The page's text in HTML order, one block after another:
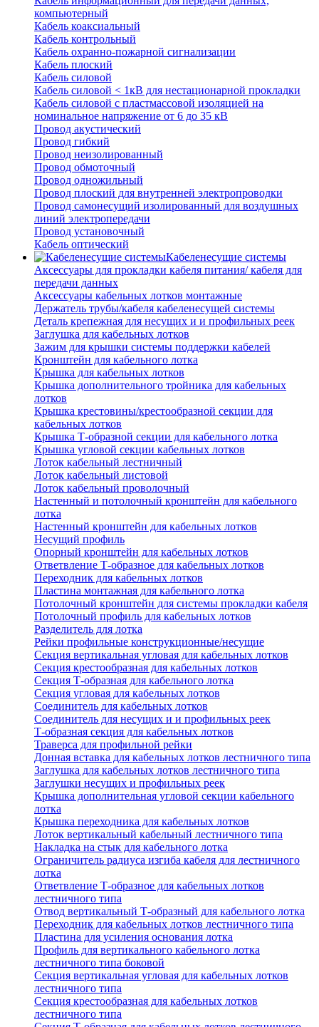
компьютерный
Кабель коаксиальный
Кабель контрольный
Кабель охранно-пожарной сигнализации
Кабель плоский
Кабель силовой
Кабель силовой < 1кВ для нестационарной прокладки
Кабель силовой с пластмассовой изоляцией на
номинальное напряжение от 6 до 35 кВ
Провод акустический
Провод гибкий
Провод неизолированный
Провод обмоточный
Провод одножильный
Провод плоский для внутренней электропроводки
Провод самонесущий изолированный для воздушных
линий электропередачи
Провод установочный
Кабель оптический
Кабеленесущие системы
Аксессуары для прокладки кабеля питания/ кабеля для
передачи данных
Аксессуары кабельных лотков монтажные
Держатель трубы/кабеля кабеленесущей системы
Деталь крепежная для несущих и и профильных реек
Заглушка для кабельных лотков
Зажим для крышки системы поддержки кабелей
Кронштейн для кабельного лотка
Крышка для кабельных лотков
Крышка дополнительного тройника для кабельных
лотков
Крышка крестовины/крестообразной секции для
кабельных лотков
Крышка Т-образной секции для кабельного лотка
Крышка угловой секции кабельных лотков
Лоток кабельный лестничный
Лоток кабельный листовой
Лоток кабельный проволочный
Настенный и потолочный кронштейн для кабельного
лотка
Настенный кронштейн для кабельных лотков
Несущий профиль
Опорный кронштейн для кабельных лотков
Ответвление Т-образное для кабельных лотков
Переходник для кабельных лотков
Пластина монтажная для кабельного лотка
Потолочный кронштейн для системы прокладки кабеля
Потолочный профиль для кабельных лотков
Разделитель для лотка
Рейки профильные конструкционные/несущие
Секция вертикальная угловая для кабельных лотков
Секция крестообразная для кабельных лотков
Секция Т-образная для кабельного лотка
Секция угловая для кабельных лотков
Соединитель для кабельных лотков
Соединитель для несущих и и профильных реек
Т-образная секция для кабельных лотков
Траверса для профильной рейки
Донная вставка для кабельных лотков лестничного типа
Заглушка для кабельных лотков лестничного типа
Заглушки несущих и профильных реек
Крышка дополнительная угловой секции кабельного
лотка
Крышка переходника для кабельных лотков
Лоток вертикальный кабельный лестничного типа
Накладка на стык для кабельного лотка
Ограничитель радиуса изгиба кабеля для лестничного
лотка
Ответвление Т-образное для кабельных лотков
лестничного типа
Отвод вертикальный Т-образный для кабельного лотка
Переходник для кабельных лотков лестничного типа
Пластина для усиления основания лотка
Профиль для вертикального кабельного лотка
лестничного типа боковой
Секция вертикальная угловая для кабельных лотков
лестничного типа
Секция крестообразная для кабельных лотков
лестничного типа